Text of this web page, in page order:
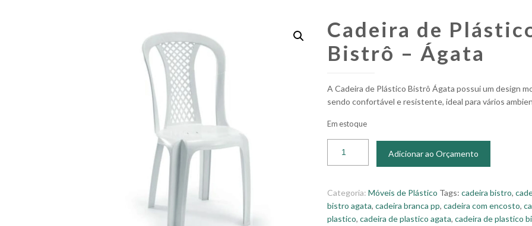
Cadeira de
Bistrô – Ágata
A Cadeira de Plástico Bistrô Ágata possui um design
sendo confortável e resistente, ideal para vários
Em estoque
Adicionar ao Orçamento
Categoria:Móveis de Plástico Tags:cadeira bistro,
bistro agata,cadeira branca pp,cadeira com encosto,
plastico,cadeira de plastico agata,cadeira de plastico